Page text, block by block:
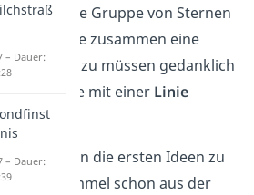
sind eine Gruppe von Sternen
die zusammen eine
Dazu müssen gedanklich
Sterne mit einer Linie
werden.
stammen die ersten Ideen zu
am Himmel schon aus der
– Dauer:
– Dauer: